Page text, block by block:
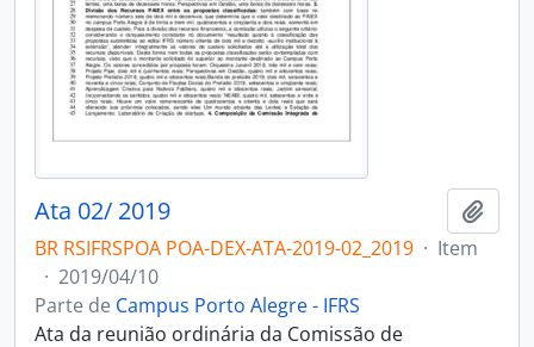
Ata 02/ 2019
BR RSIFRSPOA POA-DEX-ATA-2019-02_2019 · Item
· 2019/04/10
Parte de Campus Porto Alegre - IFRS
Ata da reunião ordinária da Comissão de